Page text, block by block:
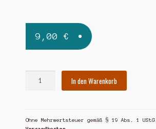
9,00 €
In den Warenkorb
Ohne Mehrwertsteuer gemäß § 19 Abs. 1 UStG.